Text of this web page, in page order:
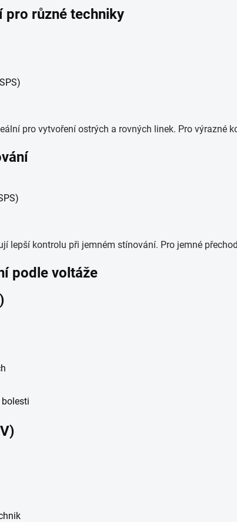
pro různé techniky
pro vytvoření ostrých a rovných linek. Pro výrazné
lepší kontrolu při jemném stínování. Pro jemné
podle voltáže